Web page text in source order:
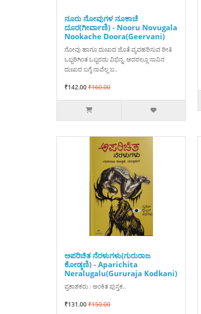
ನೂರು ನೋವುಗಳ ನೂಕಾಚೆ
ದೂರ(ಗೀರ್ವಾಣಿ) - Nooru Novugala
Nookache Doora(Geervani)
ನೋವು ಹಾಗೂ ದುಃಖದ ಜೊತೆ ವ್ಯವಹರಿಸುವ ರೀತಿ
ಒಬ್ಬರಿಗಿಂತ ಒಬ್ಬರದು ವಿಭಿನ್ನ. ಅದರಲ್ಲೂ ಸಾವಿನ
ದುಃಖದ ಬಗ್ಗೆ ನಾವೆಲ್ಲ ಬ..
₹142.00₹160.00
ಅಪರಿಚಿತ ನೆರಳುಗಳು(ಗುರುರಾಜ
ಕೋಡ್ಕಣಿ) - Aparichita
Neralugalu(Gururaja Kodkani)
ಪ್ರಕಾಶಕರು : ಅಂಕಿತ ಪುಸ್ತಕ..
₹131.00₹150.00